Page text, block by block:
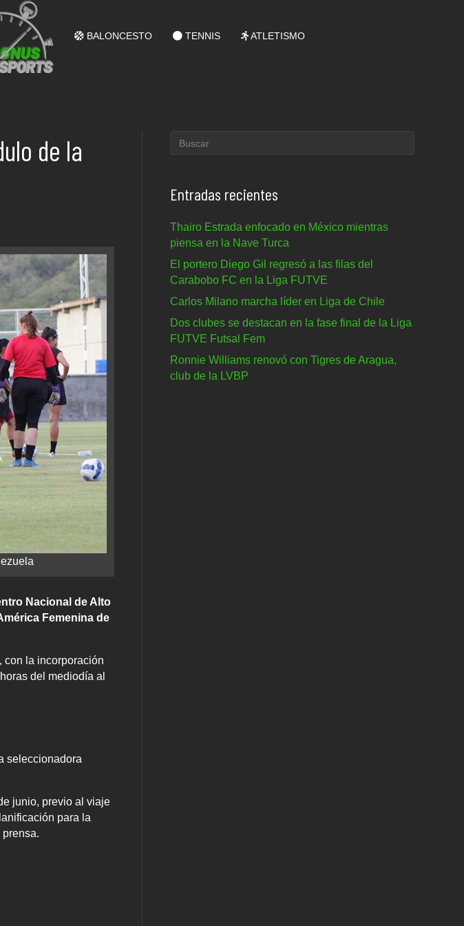
BALONCESTO TENNIS ATLETISMO
de la
Nacional de Alto
Femenina de
con la incorporación
del mediodía al
seleccionadora
junio, previo al viaje
para la
Entradas recientes
Thairo Estrada enfocado en México mientras
piensa en la Nave Turca
El portero Diego Gil regresó a las filas del
Carabobo FC en la Liga FUTVE
Carlos Milano marcha líder en Liga de Chile
Dos clubes se destacan en la fase final de la Liga
FUTVE Futsal Fem
Ronnie Williams renovó con Tigres de Aragua,
club de la LVBP